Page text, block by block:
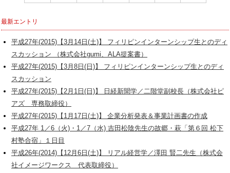
最新エントリ
平成27年(2015)【3月14日(土)】 フィリピンインターンシップ生とのディ
スカッション （株式会社gumi、ALA提案書）
平成27年(2015)【3月8日(日)】 フィリピンインターンシップ生とのディ
スカッション
平成27年(2015)【2月1日(日)】 日経新聞学／二階堂副校長（株式会社ピ
アズ 専務取締役）
平成27年(2015)【1月17日(土)】 企業分析発表＆事業計画書の作成
平成27年 1／6（火)・1／7（水) 吉田松陰先生の故郷・萩「第６回 松下
村塾合宿」１日目
平成26年(2014)【12月6日(土)】 リアル経営学／澤田 賢二先生（株式会
社イメージワークス 代表取締役）